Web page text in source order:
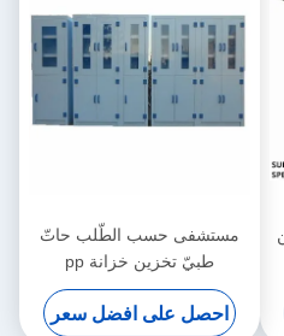
مستشفى حسب الطّلب حاتّ
طبيّ تخزين خزانة pp
بوليبروبيلين, 6 باب
احصل على افضل سعر